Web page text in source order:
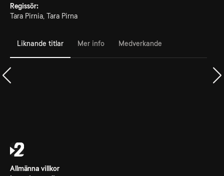
Regissör:
Tara Pirnia, Tara Pirna
Liknande titlar Mer info Medverkande
Allmänna villkor